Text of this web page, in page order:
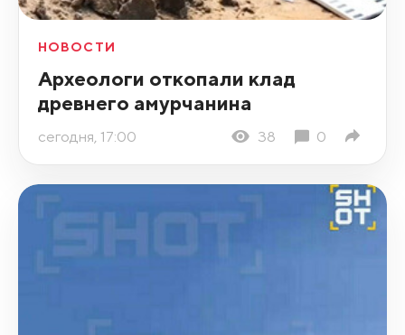
НОВОСТИ
Археологи откопали клад
древнего амурчанина
сегодня, 17:00 38 0